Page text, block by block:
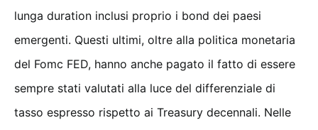
lunga duration inclusi proprio i bond dei paesi
emergenti. Questi ultimi, oltre alla politica monetaria
del Fomc FED, hanno anche pagato il fatto di essere
sempre stati valutati alla luce del differenziale di
tasso espresso rispetto ai Treasury decennali. Nelle